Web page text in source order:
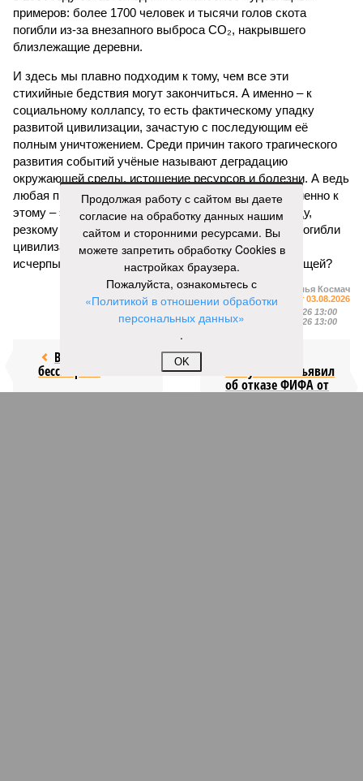
примеров: более 1700 человек и тысячи голов скота
погибли из-за внезапного выброса CO₂, накрывшего
близлежащие деревни.
И здесь мы плавно подходим к тому, чем все эти
стихийные бедствия могут закончиться. А именно – к
социальному коллапсу, то есть фактическому упадку
развитой цивилизации, зачастую с последующим её
полным уничтожением. Среди причин такого трагического
развития событий учёные называют деградацию
окружающей среды, истощение ресурсов и болезни. А ведь
любая природная катастрофа непременно ведёт именно к
этому – экономическому кризису, эпидемиям, голоду,
резкому сокращению численности населения. Так погибли
цивилизации шумеров, майя, кхмеров – список не
исчерпывающий. Какая цивилизация будет следующей?
Илья Космач
Газета«Наша версия» №29 от 03.08.2026
05.08.2026 13:00
Отредактировано:
05.08.2026 13:00
Возраст
бессмертия отступил и объявил
об отказе ФИФА от
Продолжая работу с сайтом вы даете
согласие на обработку данных нашим
сайтом и сторонними ресурсами. Вы
можете запретить обработку Cookies в
настройках браузера.
Пожалуйста, ознакомьтесь с
«Политикой в отношении обработки
персональных данных»
.
OK